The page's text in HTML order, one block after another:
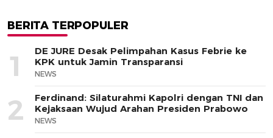
BERITA TERPOPULER
1
DE JURE Desak Pelimpahan Kasus Febrie ke
KPK untuk Jamin Transparansi
NEWS
2
Ferdinand: Silaturahmi Kapolri dengan TNI dan
Kejaksaan Wujud Arahan Presiden Prabowo
NEWS